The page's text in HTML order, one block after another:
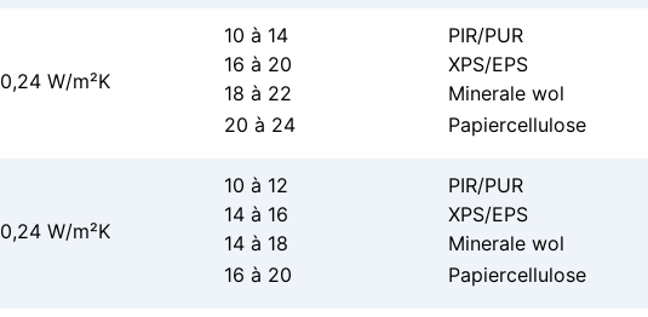
0,24 W/m²K
10 à 14
16 à 20
18 à 22
20 à 24
PIR/PUR
XPS/EPS
Minerale wol
Papiercellulose
0,24 W/m²K
10 à 12
14 à 16
14 à 18
16 à 20
PIR/PUR
XPS/EPS
Minerale wol
Papiercellulose